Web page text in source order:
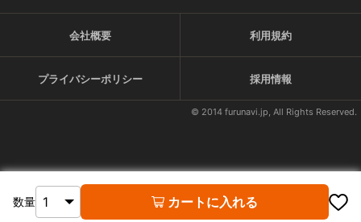
数量 カートに入れる
会社概要 利用規約
プライバシーポリシー 採用情報
© 2014 furunavi.jp, All Rights Reserved.